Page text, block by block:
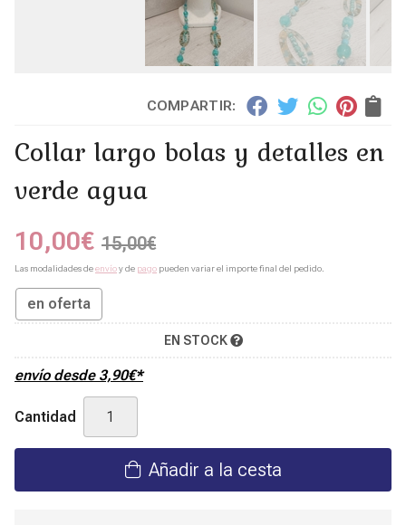
COMPARTIR:
Collar largo bolas y detalles en
verde agua
10,00€ 15,00€
Las modalidades deenvíoy de pago pueden variar el importe final del pedido.
en oferta
EN STOCK
envío desde 3,90€*
Cantidad
Añadir a la cesta